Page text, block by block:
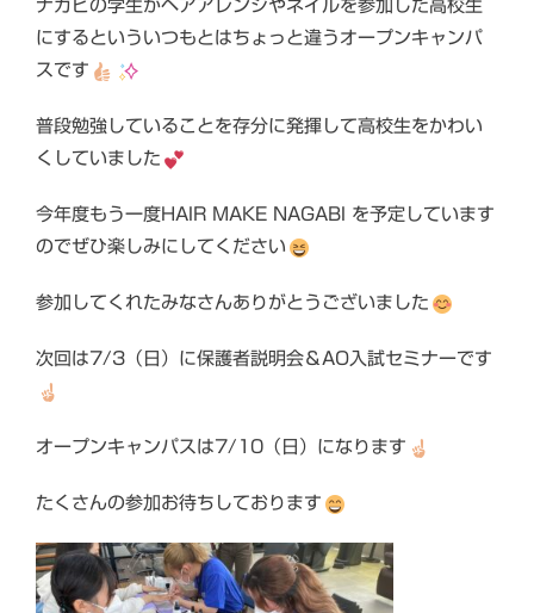
ナガビの学生がヘアアレンジやネイルを参加した高校生
にするといういつもとはちょっと違うオープンキャンパ
スです
普段勉強していることを存分に発揮して高校生をかわい
くしていました
今年度もう一度HAIR MAKE NAGABI を予定しています
のでぜひ楽しみにしてください
参加してくれたみなさんありがとうございました
次回は7/3（日）に保護者説明会＆AO入試セミナーです
オープンキャンパスは7/10（日）になります
たくさんの参加お待ちしております